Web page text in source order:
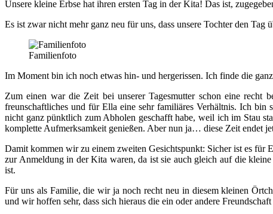
Unsere kleine Erbse hat ihren ersten Tag in der Kita! Das ist,
Es ist zwar nicht mehr ganz neu für uns, dass unsere Tochter den
Familienfoto
Im Moment bin ich noch etwas hin- und hergerissen. Ich finde die
Zum einen war die Zeit bei unserer Tagesmutter schon eine
freunschaftliches und für Ella eine sehr familiäres Verhältnis. Ich bin
nicht ganz pünktlich zum Abholen geschafft habe, weil ich im Stau
komplette Aufmerksamkeit genießen. Aber nun ja… diese Zeit endet
Damit kommen wir zu einem zweiten Gesichtspunkt: Sicher ist es für
zur Anmeldung in der Kita waren, da ist sie auch gleich auf die
ist.
Für uns als Familie, die wir ja noch recht neu in diesem kleinen
und wir hoffen sehr, dass sich hieraus die ein oder andere